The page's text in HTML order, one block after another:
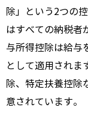
除」という2つの
はすべての納税者
与所得控除は給与
として適用されま
除、特定扶養控除
意されています。